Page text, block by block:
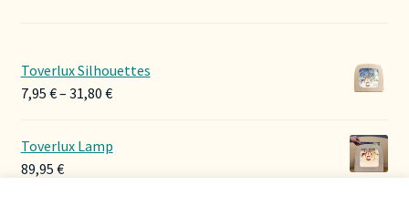
Toverlux Silhouettes
7,95 €– 31,80 €Preisspanne:
Toverlux Lamp
89,95 €